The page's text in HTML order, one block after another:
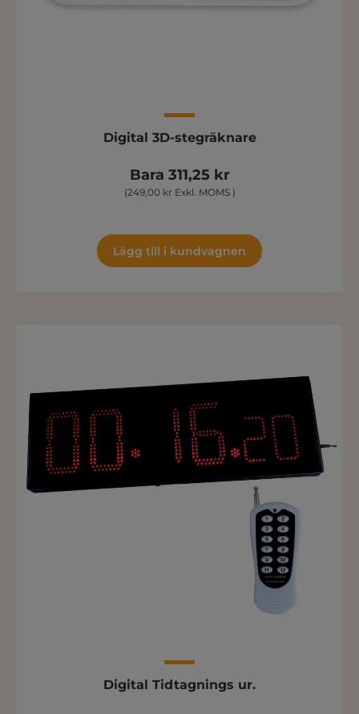
Digital 3D-stegräknare
Bara 311,25 kr
(249,00 kr Exkl. MOMS )
Lägg till i kundvagnen
Digital Tidtagnings ur.